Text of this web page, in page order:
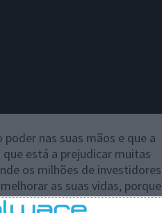
nas suas mãos e que a
está a prejudicar muitas
os milhões de investidores
as suas vidas, porque